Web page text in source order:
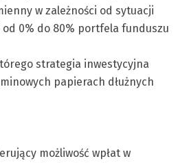
w zależności od sytuacji
od 0% do 80% portfela funduszu
strategia inwestycyjna
papierach dłużnych
możliwość wpłat w